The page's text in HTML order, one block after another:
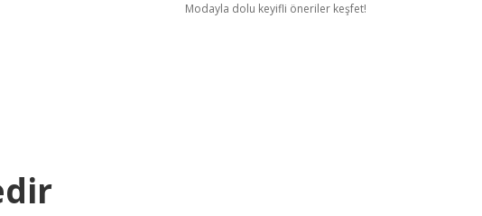
Modayla dolu keyifli öneriler keşfet!